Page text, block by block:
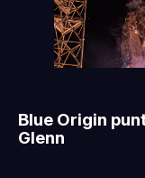
Blue Origin
Glenn